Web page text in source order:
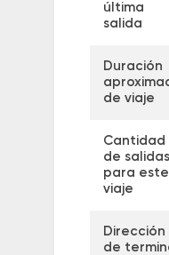
última
salida
Duración
de viaje
Cantidad
de salidas
para este
viaje
Dirección
de